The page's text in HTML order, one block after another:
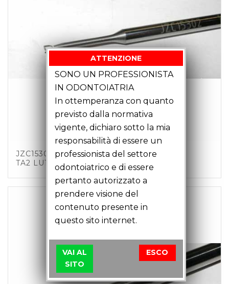
JZC15302 – FRESA CANDELA D 1.5 Z2 C3
TA2 LU14 LT43
ATTENZIONE
SONO UN PROFESSIONISTA
IN ODONTOIATRIA
In ottemperanza con quanto
previsto dalla normativa
vigente, dichiaro sotto la mia
responsabilità di essere un
professionista del settore
odontoiatrico e di essere
pertanto autorizzato a
prendere visione del
contenuto presente in
questo sito internet.
VAI AL
SITO
ESCO